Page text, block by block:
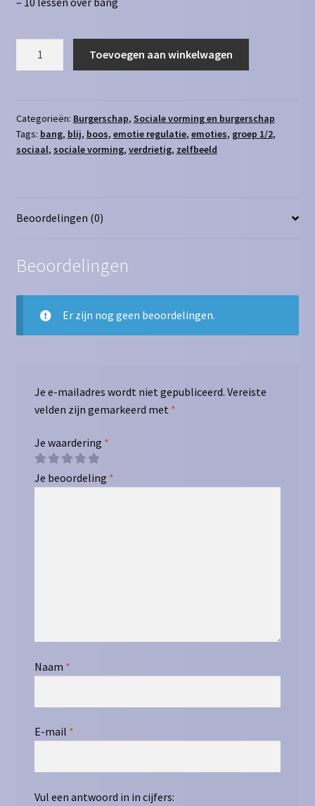
Toevoegen aan winkelwagen
Categorieën: Burgerschap, Sociale vorming en burgerschap
Tags: bang, blij, boos, emotie regulatie, emoties, groep 1/2,
sociaal, sociale vorming, verdrietig, zelfbeeld
Beoordelingen (0)
Beoordelingen
Er zijn nog geen beoordelingen.
Je e-mailadres wordt niet gepubliceerd. Vereiste
velden zijn gemarkeerd met *
Je waardering *
Je beoordeling *
Naam *
E-mail *
Vul een antwoord in in cijfers: